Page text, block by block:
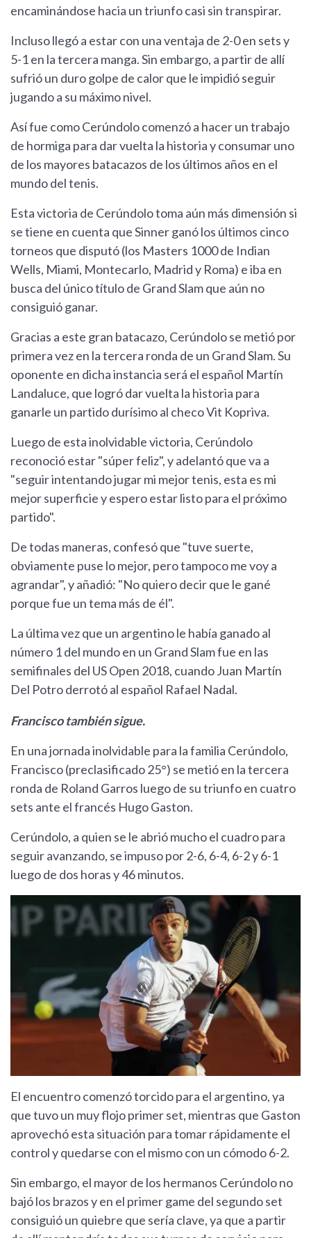
encaminándose hacia un triunfo casi sin transpirar.
Incluso llegó a estar con una ventaja de 2-0 en sets y
5-1 en la tercera manga. Sin embargo, a partir de allí
sufrió un duro golpe de calor que le impidió seguir
jugando a su máximo nivel.
Así fue como Cerúndolo comenzó a hacer un trabajo
de hormiga para dar vuelta la historia y consumar uno
de los mayores batacazos de los últimos años en el
mundo del tenis.
Esta victoria de Cerúndolo toma aún más dimensión si
se tiene en cuenta que Sinner ganó los últimos cinco
torneos que disputó (los Masters 1000 de Indian
Wells, Miami, Montecarlo, Madrid y Roma) e iba en
busca del único título de Grand Slam que aún no
consiguió ganar.
Gracias a este gran batacazo, Cerúndolo se metió por
primera vez en la tercera ronda de un Grand Slam. Su
oponente en dicha instancia será el español Martín
Landaluce, que logró dar vuelta la historia para
ganarle un partido durísimo al checo Vit Kopriva.
Luego de esta inolvidable victoria, Cerúndolo
reconoció estar "súper feliz", y adelantó que va a
"seguir intentando jugar mi mejor tenis, esta es mi
mejor superficie y espero estar listo para el próximo
partido".
De todas maneras, confesó que "tuve suerte,
obviamente puse lo mejor, pero tampoco me voy a
agrandar", y añadió: "No quiero decir que le gané
porque fue un tema más de él".
La última vez que un argentino le había ganado al
número 1 del mundo en un Grand Slam fue en las
semifinales del US Open 2018, cuando Juan Martín
Del Potro derrotó al español Rafael Nadal.
Francisco también sigue.
En una jornada inolvidable para la familia Cerúndolo,
Francisco (preclasificado 25°) se metió en la tercera
ronda de Roland Garros luego de su triunfo en cuatro
sets ante el francés Hugo Gaston.
Cerúndolo, a quien se le abrió mucho el cuadro para
seguir avanzando, se impuso por 2-6, 6-4, 6-2 y 6-1
luego de dos horas y 46 minutos.
El encuentro comenzó torcido para el argentino, ya
que tuvo un muy flojo primer set, mientras que Gaston
aprovechó esta situación para tomar rápidamente el
control y quedarse con el mismo con un cómodo 6-2.
Sin embargo, el mayor de los hermanos Cerúndolo no
bajó los brazos y en el primer game del segundo set
consiguió un quiebre que sería clave, ya que a partir